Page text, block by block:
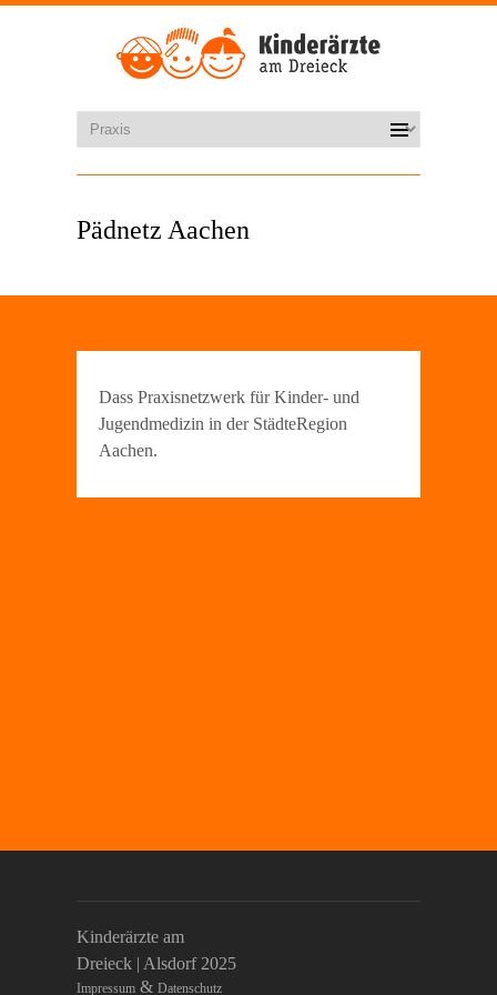
Pädnetz Aachen
Dass Praxisnetzwerk für Kinder- und
Jugendmedizin in der StädteRegion
Aachen.
Kinderärzte am
Dreieck | Alsdorf 2025
Impressum & Datenschutz